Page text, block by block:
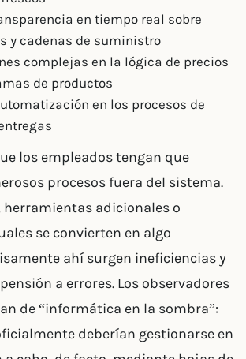
en tiempo real sobre
y cadenas de suministro
complejas en la lógica de precios
de productos
en los procesos de
los empleados tengan que
procesos fuera del sistema.
herramientas adicionales o
se convierten en algo
ahí surgen ineficiencias y
a errores. Los observadores
de “informática en la sombra”:
deberían gestionarse en